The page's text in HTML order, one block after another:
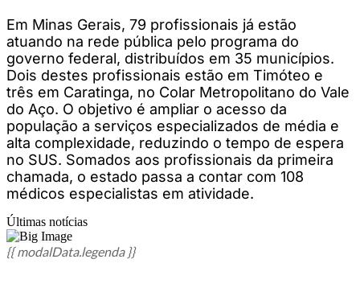
Em Minas Gerais, 79 profissionais já estão
atuando na rede pública pelo programa do
governo federal, distribuídos em 35 municípios.
Dois destes profissionais estão em Timóteo e
três em Caratinga, no Colar Metropolitano do Vale
do Aço. O objetivo é ampliar o acesso da
população a serviços especializados de média e
alta complexidade, reduzindo o tempo de espera
no SUS. Somados aos profissionais da primeira
chamada, o estado passa a contar com 108
médicos especialistas em atividade.
Últimas notícias
{{ modalData.legenda }}